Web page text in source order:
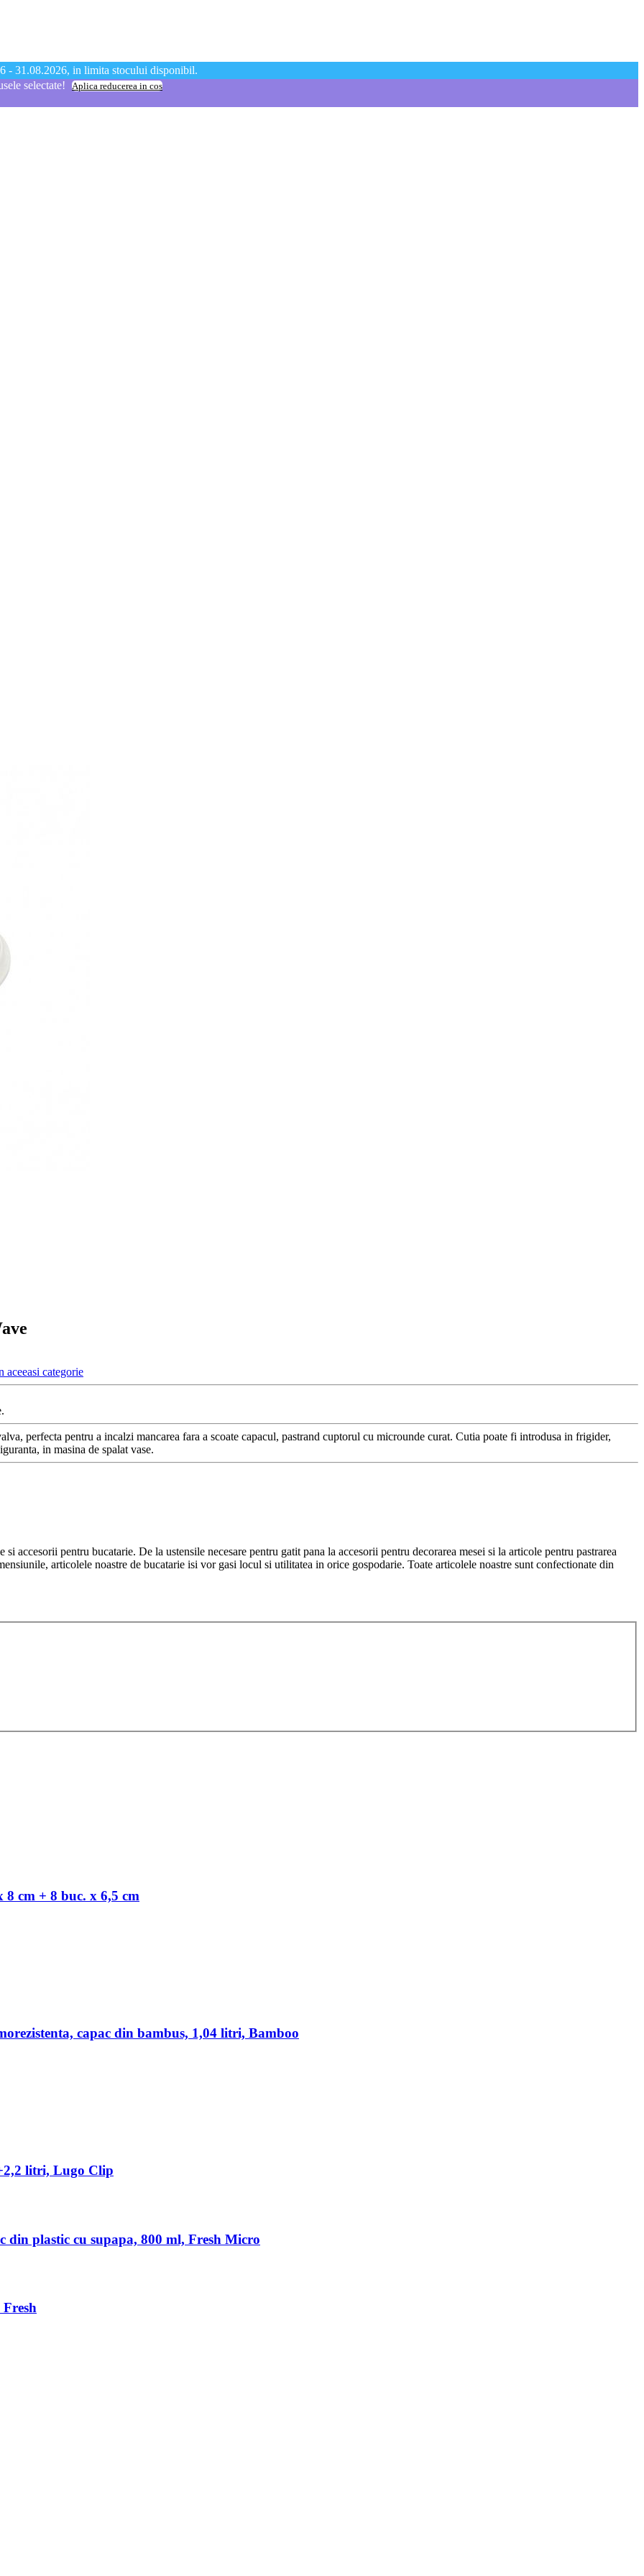
- 31.08.2026, in limita stocului disponibil.
selectate!
Aplica reducerea in cos
aceeasi categorie
perfecta pentru a incalzi mancarea fara a scoate capacul, pastrand cuptorul cu microunde curat. Cutia poate fi introdusa in frigider,
in masina de spalat vase.
accesorii pentru bucatarie. De la ustensile necesare pentru gatit pana la accesorii pentru decorarea mesei si la articole pentru pastrarea
articolele noastre de bucatarie isi vor gasi locul si utilitatea in orice gospodarie. Toate articolele noastre sunt confectionate din
8 cm + 8 buc. x 6,5 cm
capac din bambus, 1,04 litri, Bamboo
litri, Lugo Clip
din plastic cu supapa, 800 ml, Fresh Micro